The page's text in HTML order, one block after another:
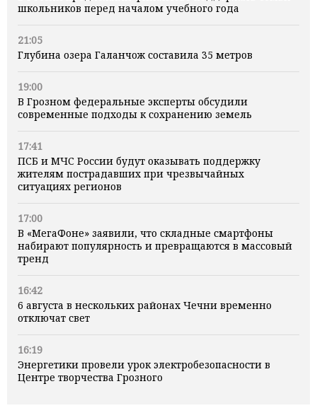
школьников перед началом учебного года
21:05
Глубина озера Галанчож составила 35 метров
19:00
В Грозном федеральные эксперты обсудили
современные подходы к сохранению земель
17:41
ПСБ и МЧС России будут оказывать поддержку
жителям пострадавших при чрезвычайных
ситуациях регионов
17:00
В «МегаФоне» заявили, что складные смартфоны
набирают популярность и превращаются в массовый
тренд
16:42
6 августа в нескольких районах Чечни временно
отключат свет
16:19
Энергетики провели урок электробезопасности в
Центре творчества Грозного